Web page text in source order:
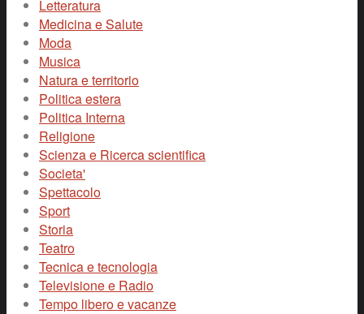
Letteratura
Medicina e Salute
Moda
Musica
Natura e territorio
Politica estera
Politica Interna
Religione
Scienza e Ricerca scientifica
Societa'
Spettacolo
Sport
Storia
Teatro
Tecnica e tecnologia
Televisione e Radio
Tempo libero e vacanze